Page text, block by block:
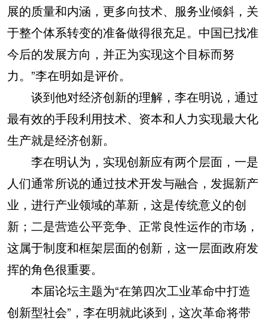
展的质量和内涵，更多向技术、服务业倾斜，关
于整个体系转变的准备做得很充足。中国已找准
今后的发展方向，并正为实现这个目标而努
力。”李在明如是评价。
谈到他对经济创新的理解，李在明说，通过
最有效的手段利用技术、资本和人力实现最大化
生产就是经济创新。
李在明认为，实现创新应有两个层面，一是
人们通常所说的通过技术开发与融合，发掘新产
业，进行产业领域的革新，这是传统意义的创
新；二是营造公平竞争、正常良性运作的市场，
这属于制度和框架层面的创新，这一层面政府发
挥的角色很重要。
本届论坛主题为“在第四次工业革命中打造
创新型社会”，李在明就此谈到，这次革命将带